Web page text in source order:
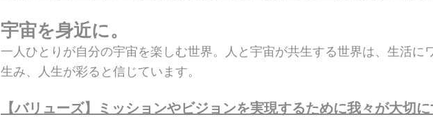
宇宙を身近に。
一人ひとりが自分の宇宙を楽しむ世界。人と宇宙が共生する世界は、生活に
生み、人生が彩ると信じています。
【バリューズ】ミッションやビジョンを実現するために我々が大切